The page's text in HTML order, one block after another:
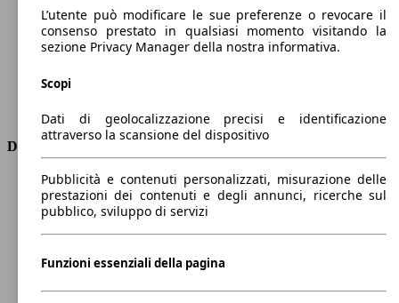
Coppia
800 nm
Cilindrata
3996 ccm
Carburante
Elettrica/Benzina
Trasmissione
Dimensioni
Lunghezza
5010 mm
Altezza
1420 mm
Larghezza
Peso massimo
2735 kg
L’utente può modificare le sue preferenze o revocare il
consenso prestato in qualsiasi momento visitando la
sezione Privacy Manager della nostra informativa.
Scopi
Dati di geolocalizzazione precisi e identificazione
attraverso la scansione del dispositivo
Pubblicità e contenuti personalizzati, misurazione delle
prestazioni dei contenuti e degli annunci, ricerche sul
pubblico, sviluppo di servizi
Funzioni essenziali della pagina